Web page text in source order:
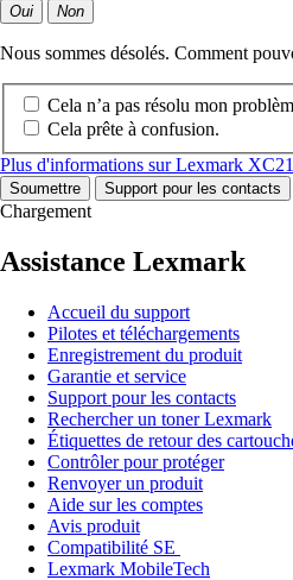
Oui Non
Nous sommes désolés. Comment
Cela n’a pas résolu mon
Cela prête à confusion.
Plus d'informations sur Lexmark
Soumettre Support pour les contacts
Chargement
Assistance Lexmark
Accueil du support
Pilotes et téléchargements
Enregistrement du produit
Garantie et service
Support pour les contacts
Rechercher un toner Lexmark
Étiquettes de retour des
Contrôler pour protéger
Renvoyer un produit
Aide sur les comptes
Avis produit
Compatibilité SE
Lexmark MobileTech